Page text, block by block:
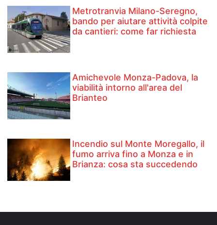
Metrotranvia Milano-Seregno,
bando per aiutare attività colpite
da cantieri: come far richiesta
Amichevole Monza-Padova, la
viabilità intorno all'area del
Brianteo
Incendio sul Monte Moregallo, il
fumo arriva fino a Monza e in
Brianza: cosa sta succedendo